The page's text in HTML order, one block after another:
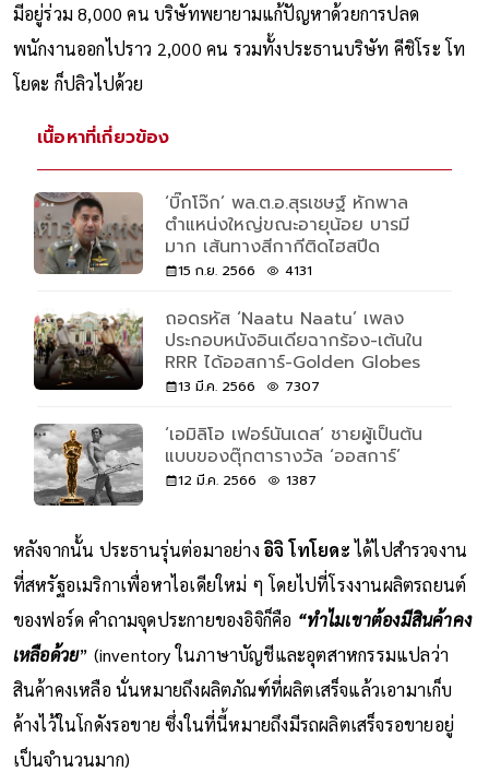
มีอยู่ร่วม 8,000 คน บริษัทพยายามแก้ปัญหาด้วยการปลด
พนักงานออกไปราว 2,000 คน รวมทั้งประธานบริษัท คีชิโระ โท
โยดะ ก็ปลิวไปด้วย
เนื้อหาที่เกี่ยวข้อง
‘บิ๊กโจ๊ก’ พล.ต.อ.สุรเชษฐ์ หักพาล
ตำแหน่งใหญ่ขณะอายุน้อย บารมี
มาก เส้นทางสีกากีติดไฮสปีด
15 ก.ย. 2566 4131
ถอดรหัส ‘Naatu Naatu’ เพลง
ประกอบหนังอินเดียฉากร้อง-เต้นใน
RRR ได้ออสการ์-Golden Globes
13 มี.ค. 2566 7307
‘เอมิลิโอ เฟอร์นันเดส’ ชายผู้เป็นต้น
แบบของตุ๊กตารางวัล ‘ออสการ์’
12 มี.ค. 2566 1387
หลังจากนั้น ประธานรุ่นต่อมาอย่างอิจิ โทโยดะได้ไปสำรวจงาน
ที่สหรัฐอเมริกาเพื่อหาไอเดียใหม่ ๆ โดยไปที่โรงงานผลิตรถยนต์
ของฟอร์ด คำถามจุดประกายของอิจิก็คือ “ทำไมเขาต้องมีสินค้าคง
เหลือด้วย” (inventory ในภาษาบัญชีและอุตสาหกรรมแปลว่า
สินค้าคงเหลือ นั่นหมายถึงผลิตภัณฑ์ที่ผลิตเสร็จแล้วเอามาเก็บ
ค้างไว้ในโกดังรอขาย ซึ่งในที่นี้หมายถึงมีรถผลิตเสร็จรอขายอยู่
เป็นจำนวนมาก)